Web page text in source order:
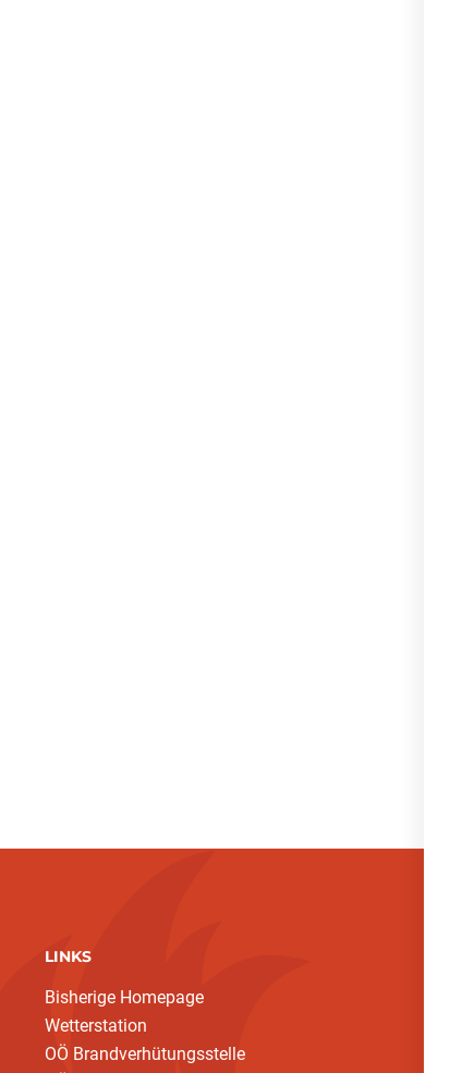
LINKS
Bisherige Homepage
Wetterstation
OÖ Brandverhütungsstelle